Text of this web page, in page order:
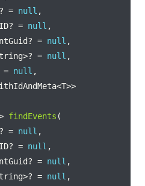
=
null
=
null
=
null
=
null
=
null
findEvents
=
null
=
null
=
null
=
null